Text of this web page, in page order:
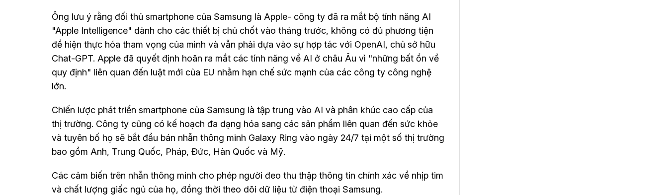
Ông lưu ý rằng đối thủ smartphone của Samsung là Apple- công ty đã ra mắt bộ tính năng AI
"Apple Intelligence" dành cho các thiết bị chủ chốt vào tháng trước, không có đủ phương tiện
để hiện thực hóa tham vọng của mình và vẫn phải dựa vào sự hợp tác với OpenAI, chủ sở hữu
Chat-GPT. Apple đã quyết định hoãn ra mắt các tính năng về AI ở châu Âu vì "những bất ổn về
quy định" liên quan đến luật mới của EU nhằm hạn chế sức mạnh của các công ty công nghệ
lớn.
Chiến lược phát triển smartphone của Samsung là tập trung vào AI và phân khúc cao cấp của
thị trường. Công ty cũng có kế hoạch đa dạng hóa sang các sản phẩm liên quan đến sức khỏe
và tuyên bố họ sẽ bắt đầu bán nhẫn thông minh Galaxy Ring vào ngày 24/7 tại một số thị trường
bao gồm Anh, Trung Quốc, Pháp, Đức, Hàn Quốc và Mỹ.
Các cảm biến trên nhẫn thông minh cho phép người đeo thu thập thông tin chính xác về nhịp tim
và chất lượng giấc ngủ của họ, đồng thời theo dõi dữ liệu từ điện thoại Samsung.